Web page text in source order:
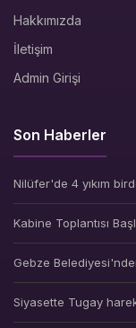
Hakkımızda
İletişim
Admin Girişi
Son Haberler
Nilüfer'de 4 yıkım
Kabine Toplantısı
Gebze
Siyasette Tugay